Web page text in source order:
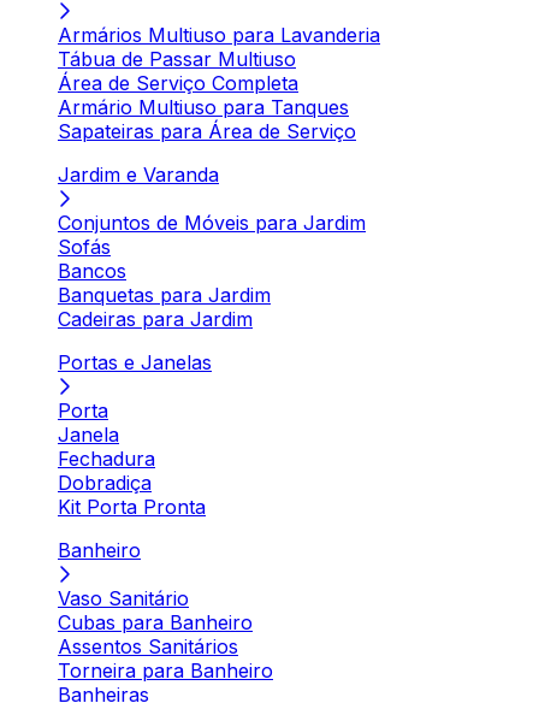
Armários Multiuso para Lavanderia
Tábua de Passar Multiuso
Área de Serviço Completa
Armário Multiuso para Tanques
Sapateiras para Área de Serviço
Jardim e Varanda
Conjuntos de Móveis para Jardim
Sofás
Bancos
Banquetas para Jardim
Cadeiras para Jardim
Portas e Janelas
Porta
Janela
Fechadura
Dobradiça
Kit Porta Pronta
Banheiro
Vaso Sanitário
Cubas para Banheiro
Assentos Sanitários
Torneira para Banheiro
Banheiras